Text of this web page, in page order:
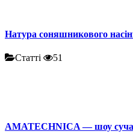
Натура соняшникового
Статті 51
AMATECHNICA — шоу